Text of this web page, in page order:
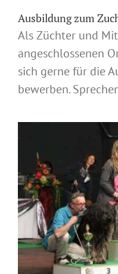
Ausbildung zum
Als Züchter und
angeschlossenen
sich gerne für die
bewerben.